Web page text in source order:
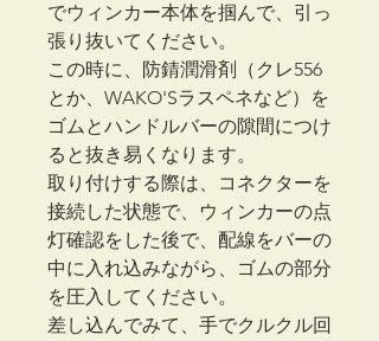
でウィンカー本体を掴んで、引っ
張り抜いてください。
この時に、防錆潤滑剤（クレ556
とか、WAKO'Sラスペネなど）を
ゴムとハンドルバーの隙間につけ
ると抜き易くなります。
取り付けする際は、コネクターを
接続した状態で、ウィンカーの点
灯確認をした後で、配線をバーの
中に入れ込みながら、ゴムの部分
を圧入してください。
差し込んでみて、手でクルクル回